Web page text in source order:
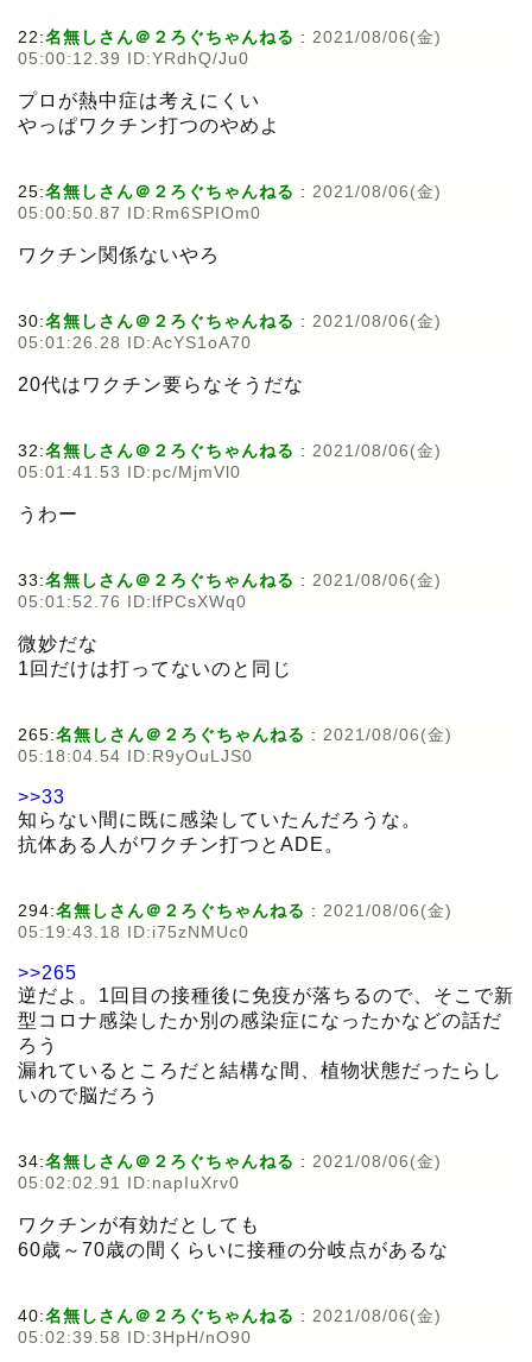
22:名無しさん＠２ろぐちゃんねる : 2021/08/06(金)
05:00:12.39 ID:YRdhQ/Ju0
プロが熱中症は考えにくい
やっぱワクチン打つのやめよ
25:名無しさん＠２ろぐちゃんねる : 2021/08/06(金)
05:00:50.87 ID:Rm6SPIOm0
ワクチン関係ないやろ
30:名無しさん＠２ろぐちゃんねる : 2021/08/06(金)
05:01:26.28 ID:AcYS1oA70
20代はワクチン要らなそうだな
32:名無しさん＠２ろぐちゃんねる : 2021/08/06(金)
05:01:41.53 ID:pc/MjmVl0
うわー
33:名無しさん＠２ろぐちゃんねる : 2021/08/06(金)
05:01:52.76 ID:lfPCsXWq0
微妙だな
1回だけは打ってないのと同じ
265:名無しさん＠２ろぐちゃんねる : 2021/08/06(金)
05:18:04.54 ID:R9yOuLJS0
>>33
知らない間に既に感染していたんだろうな。
抗体ある人がワクチン打つとADE。
294:名無しさん＠２ろぐちゃんねる : 2021/08/06(金)
05:19:43.18 ID:i75zNMUc0
>>265
逆だよ。1回目の接種後に免疫が落ちるので、そこで新
型コロナ感染したか別の感染症になったかなどの話だ
ろう
漏れているところだと結構な間、植物状態だったらし
いので脳だろう
34:名無しさん＠２ろぐちゃんねる : 2021/08/06(金)
05:02:02.91 ID:napIuXrv0
ワクチンが有効だとしても
60歳～70歳の間くらいに接種の分岐点があるな
40:名無しさん＠２ろぐちゃんねる : 2021/08/06(金)
05:02:39.58 ID:3HpH/nO90